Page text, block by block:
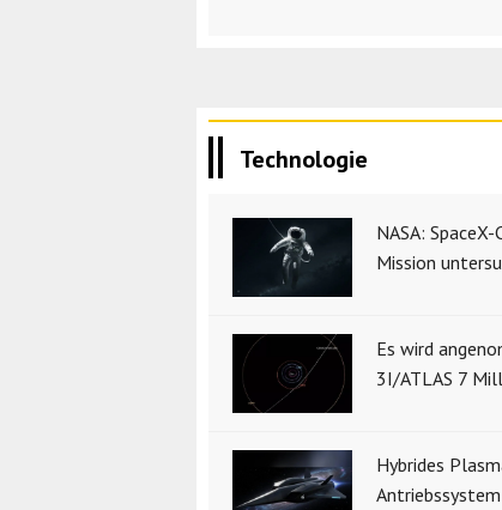
Technologie
NASA:
Mission
Es wird
3I/ATLAS 7
Hybrides